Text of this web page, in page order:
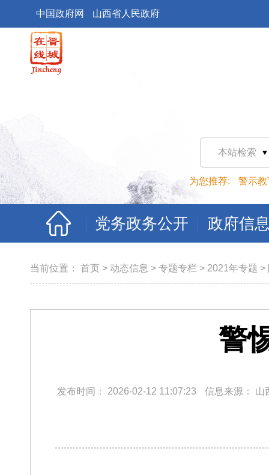
中国政府网 山西省人民政府
本站检索
为您推荐: 警示教
党务政务公开 政府信
当前位置： 首页 > 动态信息 > 专题专栏 > 2021年专题 >
警
发布时间： 2026-02-12 11:07:23 信息来源： 山